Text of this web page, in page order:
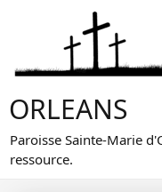
ORLEANS
Paroisse Sainte-Marie
ressource.